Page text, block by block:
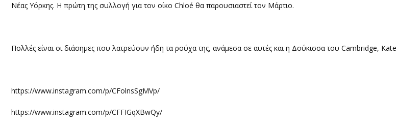
Νέας Υόρκης. Η πρώτη της συλλογή για τον οίκο Chloé θα παρουσιαστεί τον Μάρτιο.
Πολλές είναι οι διάσημες που λατρεύουν ήδη τα ρούχα της, ανάμεσα σε αυτές και η Δούκισσα του Cambridge,
https://www.instagram.com/p/CFolnsSgMVp/
https://www.instagram.com/p/CFFIGqXBwQy/